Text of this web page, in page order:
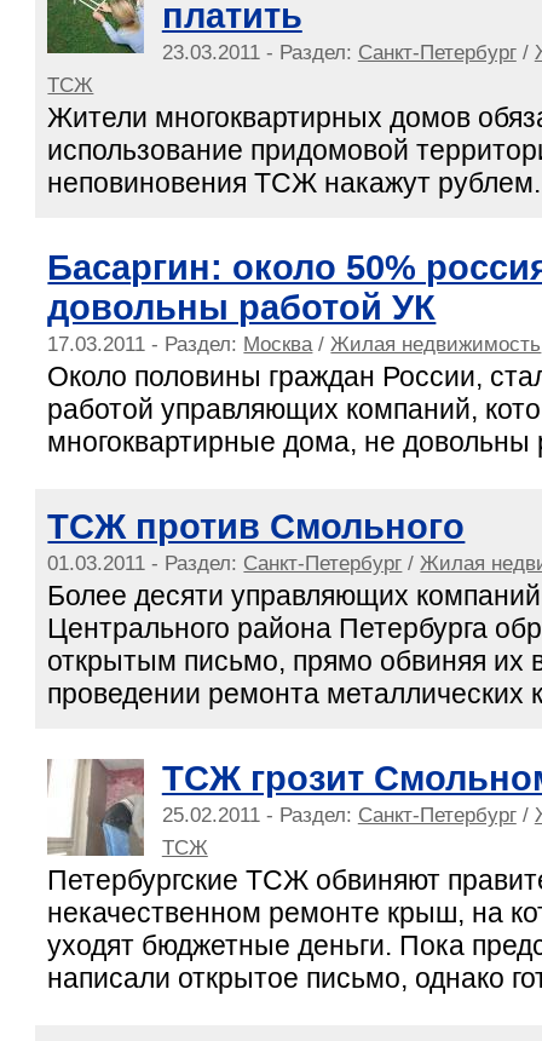
платить
23.03.2011 - Раздел: Санкт-Петербург/
ТСЖ
Жители многоквартирных домов
использование придомовой
неповиновения ТСЖ накажут рублем.
Басаргин: около 50%
довольны работой УК
17.03.2011 - Раздел: Москва / Жилая недвижимость
Около половины граждан России,
работой управляющих компаний,
многоквартирные дома, не довольны
ТСЖ против Смольного
01.03.2011 - Раздел: Санкт-Петербург / Жилая
Более десяти управляющих
Центрального района Петербурга
открытым письмо, прямо обвиняя их
проведении ремонта металлических
ТСЖ грозит
25.02.2011 - Раздел: Санкт-Петербург/
ТСЖ
Петербургские ТСЖ обвиняют
некачественном ремонте крыш, на
уходят бюджетные деньги. Пока
написали открытое письмо, однако